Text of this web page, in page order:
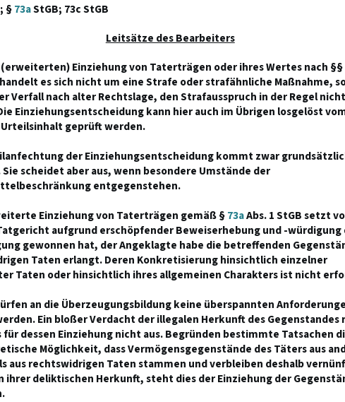
§73aStGB; 73c StGB
Leitsätze des Bearbeiters
(erweiterten) Einziehung von Taterträgen oder ihres Wertes nach §§
es sich nicht um eine Strafe oder strafähnliche Maßnahme,
Verfall nach alter Rechtslage, den Strafausspruch in der Regel nicht
Einziehungsentscheidung kann hier auch im Übrigen losgelöst
geprüft werden.
der Einziehungsentscheidung kommt zwar
scheidet aber aus, wenn besondere Umstände der
entgegenstehen.
Einziehung von Taterträgen gemäß §73aAbs. 1 StGB setzt
aufgrund erschöpfender Beweiserhebung und -würdigung
gewonnen hat, der Angeklagte habe die betreffenden
Taten erlangt. Deren Konkretisierung hinsichtlich einzelner
Taten oder hinsichtlich ihres allgemeinen Charakters ist nicht
an die Überzeugungsbildung keine überspannten
Ein bloßer Verdacht der illegalen Herkunft des Gegenstandes
für dessen Einziehung nicht aus. Begründen bestimmte Tatsachen
Möglichkeit, dass Vermögensgegenstände des Täters aus
aus rechtswidrigen Taten stammen und verbleiben deshalb
ihrer deliktischen Herkunft, steht dies der Einziehung der